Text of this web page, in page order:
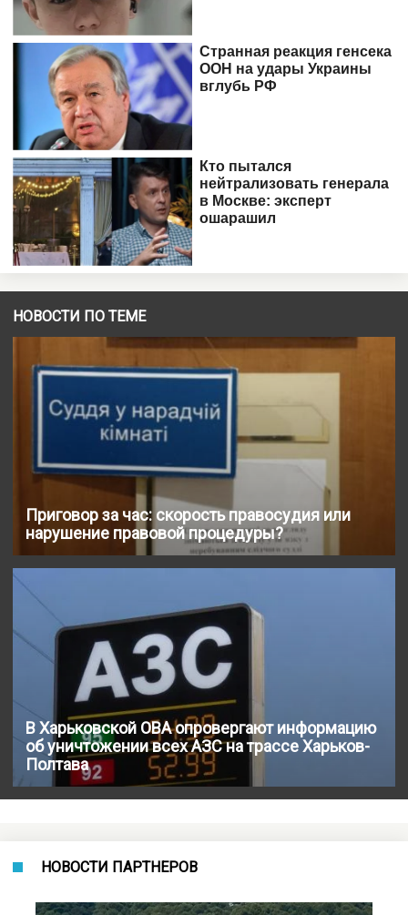
НОВОСТИ ПО ТЕМЕ
Приговор за час: скорость правосудия или
нарушение правовой процедуры?
В Харьковской ОВА опровергают информацию
об уничтожении всех АЗС на трассе Харьков-
Полтава
НОВОСТИ ПАРТНЕРОВ